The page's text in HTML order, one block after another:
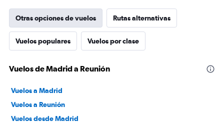
Otras opciones de vuelos Rutas alternativas
Vuelos populares Vuelos por clase
Vuelos de Madrid a Reunión
Vuelos a Madrid
Vuelos a Reunión
Vuelos desde Madrid